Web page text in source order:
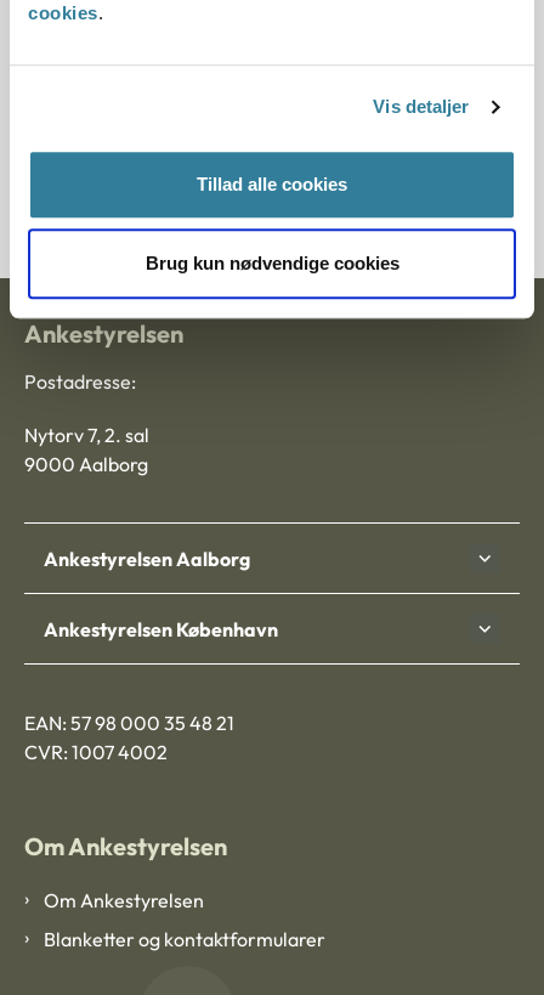
cookies.
Vis detaljer
Tillad alle cookies
Brug kun nødvendige cookies
Ankestyrelsen
Postadresse:
Nytorv 7, 2. sal
9000 Aalborg
Ankestyrelsen Aalborg
Ankestyrelsen København
EAN: 57 98 000 35 48 21
CVR: 1007 4002
Om Ankestyrelsen
Om Ankestyrelsen
Blanketter og kontaktformularer